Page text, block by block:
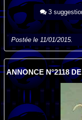
3
Postée le 11/01/2015.
ANNONCE N°2118